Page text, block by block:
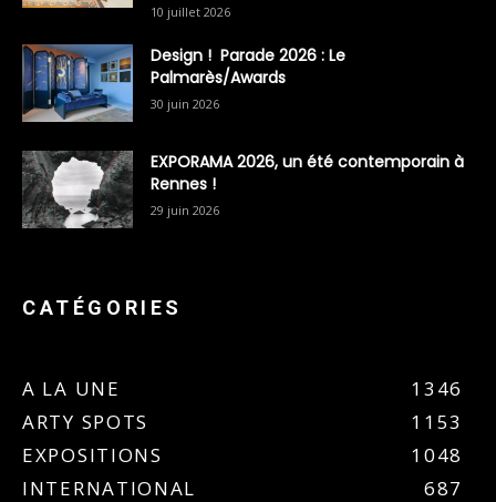
10 juillet 2026
Design ! Parade 2026 : Le
Palmarès/Awards
30 juin 2026
EXPORAMA 2026, un été contemporain à
Rennes !
29 juin 2026
CATÉGORIES
A LA UNE
1346
ARTY SPOTS
1153
EXPOSITIONS
1048
INTERNATIONAL
687